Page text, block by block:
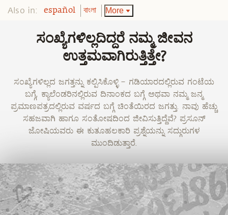
Also in: español বাংলা More
ಸಂಖ್ಯೆಗಳಿಲ್ಲದಿದ್ದರೆ ನಮ್ಮ ಜೀವನ
ಉತ್ತಮವಾಗಿರುತ್ತಿತ್ತೇ?
ಸಂಖ್ಯೆಗಳಿಲ್ಲದ ಜಗತ್ತನ್ನು ಕಲ್ಪಿಸಿಕೊಳ್ಳಿ – ಗಡಿಯಾರದಲ್ಲಿರುವ ಗಂಟೆಯ
ಬಗ್ಗೆ, ಕ್ಯಾಲೆಂಡರಿನಲ್ಲಿರುವ ದಿನಾಂಕದ ಬಗ್ಗೆ ಅಥವಾ ನಮ್ಮ ಜನ್ಮ
ಪ್ರಮಾಣಪತ್ರದಲ್ಲಿರುವ ವರ್ಷದ ಬಗ್ಗೆ ಚಿಂತೆಯಿರದ ಜಗತ್ತು. ನಾವು ಹೆಚ್ಚು
ಸಹಜವಾಗಿ ಹಾಗೂ ಸಂತೋಷದಿಂದ ಜೀವಿಸುತ್ತಿದ್ದೆವೆ? ಪ್ರಸೂನ್
ಜೋಷಿಯವರು ಈ ಕುತೂಹಲಕಾರಿ ಪ್ರಶ್ನೆಯನ್ನು ಸದ್ಗುರುಗಳ
ಮುಂದಿಡುತ್ತಾರೆ.